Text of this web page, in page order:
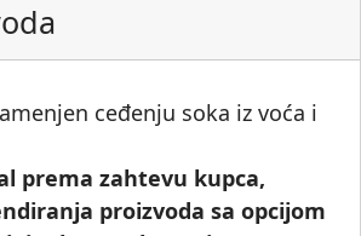
ceđenju soka iz voća i
prema zahtevu kupca,
proizvoda sa opcijom